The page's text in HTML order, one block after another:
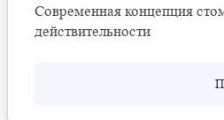
Современная концепция
действительности